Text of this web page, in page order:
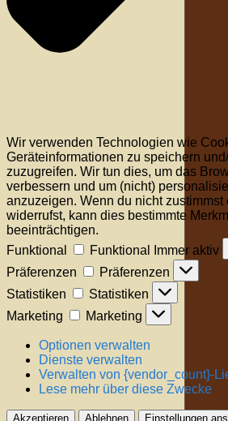
Wir verwenden Technologien wie
Geräteinformationen zu speichern
zuzugreifen. Wir tun dies, um das
verbessern und um (nicht)
anzuzeigen. Wenn du nicht zustimmst
widerrufst, kann dies bestimmte
beeinträchtigen.
Funktional
Funktional
Immer aktiv
Präferenzen
Präferenzen
Statistiken
Statistiken
Marketing
Marketing
Optionen verwalten
Dienste verwalten
Verwalten von {vendor_count}-
Lese mehr über diese Zwecke
Akzeptieren Ablehnen Einstellungen